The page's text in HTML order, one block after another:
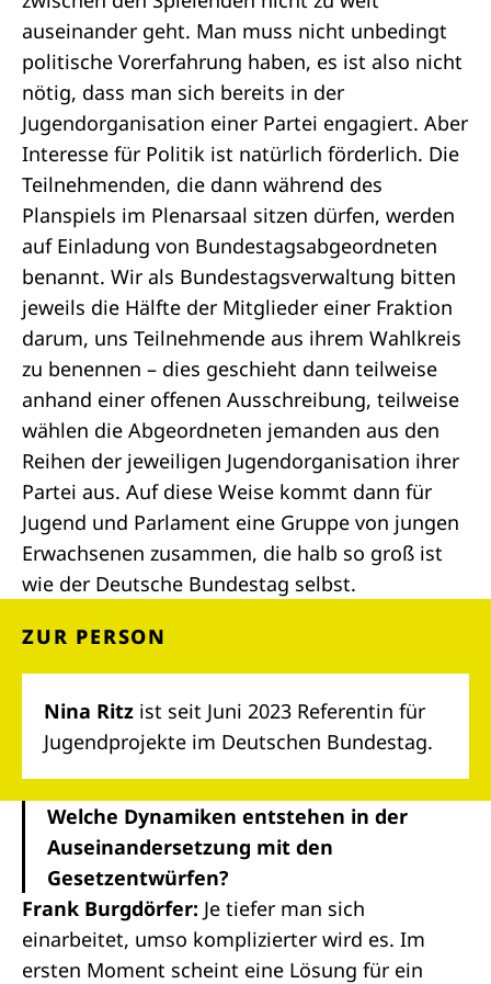
auseinander geht. Man muss nicht unbedingt
politische Vorerfahrung haben, es ist also nicht
nötig, dass man sich bereits in der
Jugendorganisation einer Partei engagiert. Aber
Interesse für Politik ist natürlich förderlich. Die
Teilnehmenden, die dann während des
Planspiels im Plenarsaal sitzen dürfen, werden
auf Einladung von Bundestagsabgeordneten
benannt. Wir als Bundestagsverwaltung bitten
jeweils die Hälfte der Mitglieder einer Fraktion
darum, uns Teilnehmende aus ihrem Wahlkreis
zu benennen – dies geschieht dann teilweise
anhand einer offenen Ausschreibung, teilweise
wählen die Abgeordneten jemanden aus den
Reihen der jeweiligen Jugendorganisation ihrer
Partei aus. Auf diese Weise kommt dann für
Jugend und Parlament eine Gruppe von jungen
Erwachsenen zusammen, die halb so groß ist
wie der Deutsche Bundestag selbst.
ZUR PERSON
Nina Ritz ist seit Juni 2023 Referentin für
Jugendprojekte im Deutschen Bundestag.
Welche Dynamiken entstehen in der
Auseinandersetzung mit den
Gesetzentwürfen?
Frank Burgdörfer: Je tiefer man sich
einarbeitet, umso komplizierter wird es. Im
ersten Moment scheint eine Lösung für ein